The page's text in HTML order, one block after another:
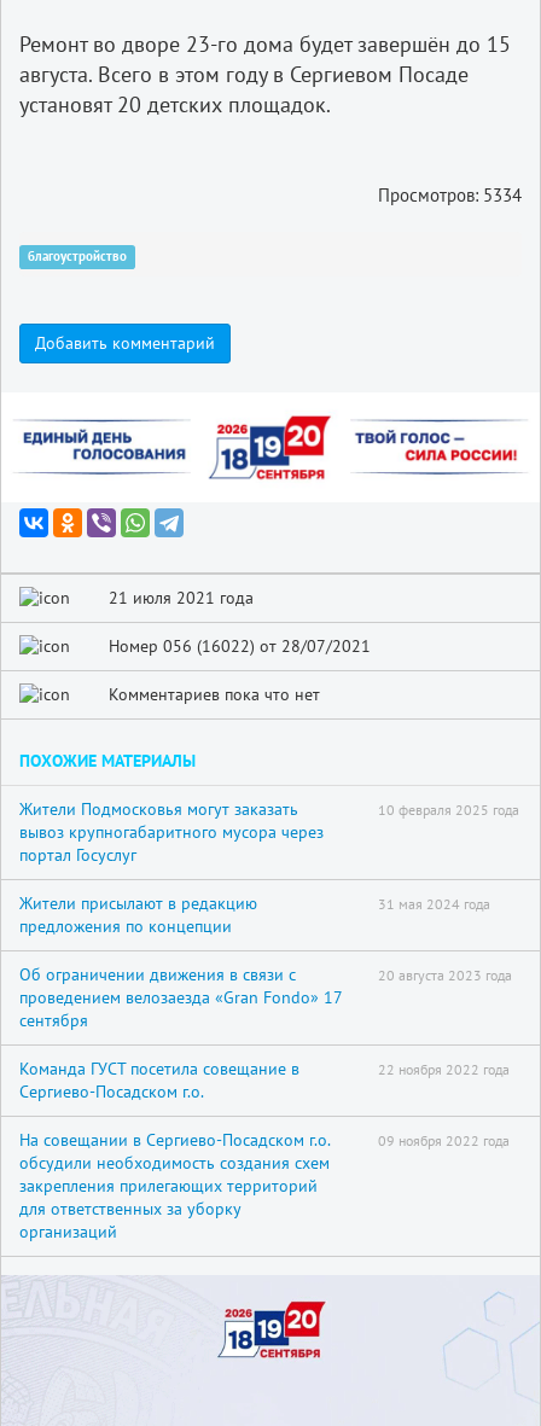
Ремонт во дворе 23-го дома будет завершён до 15
августа. Всего в этом году в Сергиевом Посаде
установят 20 детских площадок.
Просмотров: 5334
благоустройство
Добавить комментарий
21 июля 2021 года
Номер 056 (16022) от 28/07/2021
Комментариев пока что нет
ПОХОЖИЕ МАТЕРИАЛЫ
Жители Подмосковья могут заказать
вывоз крупногабаритного мусора через
портал Госуслуг
10 февраля 2025 года
Жители присылают в редакцию
предложения по концепции
31 мая 2024 года
Об ограничении движения в связи с
проведением велозаезда «Gran Fondo» 17
сентября
20 августа 2023 года
Команда ГУСТ посетила совещание в
Сергиево-Посадском г.о.
22 ноября 2022 года
На совещании в Сергиево-Посадском г.о.
обсудили необходимость создания схем
закрепления прилегающих территорий
для ответственных за уборку
организаций
09 ноября 2022 года